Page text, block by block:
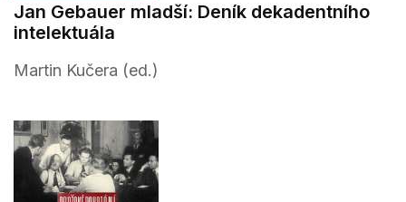
Jan Gebauer mladší: Deník dekadentního
intelektuála
Martin Kučera (ed.)